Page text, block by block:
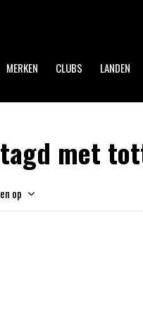
MERKEN CLUBS LANDEN
met
op